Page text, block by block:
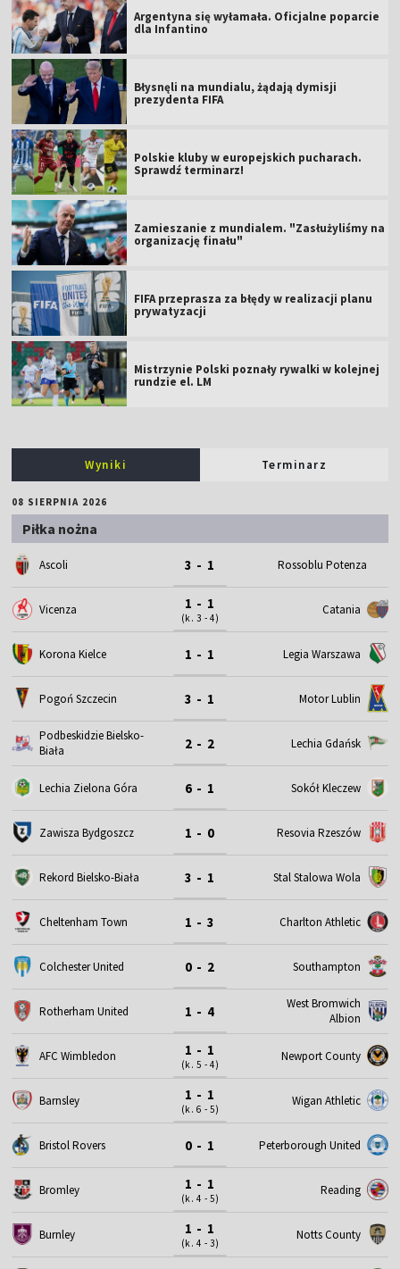
Argentyna się wyłamała. Oficjalne poparcie
dla Infantino
Błysnęli na mundialu, żądają dymisji
prezydenta FIFA
Polskie kluby w europejskich pucharach.
Sprawdź terminarz!
Zamieszanie z mundialem. "Zasłużyliśmy na
organizację finału"
FIFA przeprasza za błędy w realizacji planu
prywatyzacji
Mistrzynie Polski poznały rywalki w kolejnej
rundzie el. LM
Wyniki Terminarz
08 SIERPNIA 2026
Piłka nożna
Ascoli 3 - 1 Rossoblu Potenza
Vicenza 1 - 1
(k. 3 - 4)
Catania
Korona Kielce 1 - 1 Legia Warszawa
Pogoń Szczecin 3 - 1 Motor Lublin
Podbeskidzie Bielsko-
Biała
2 - 2 Lechia Gdańsk
Lechia Zielona Góra 6 - 1 Sokół Kleczew
Zawisza Bydgoszcz 1 - 0 Resovia Rzeszów
Rekord Bielsko-Biała 3 - 1 Stal Stalowa Wola
Cheltenham Town 1 - 3 Charlton Athletic
Colchester United 0 - 2 Southampton
Rotherham United 1 - 4
West Bromwich
Albion
AFC Wimbledon 1 - 1
(k. 5 - 4)
Newport County
Barnsley 1 - 1
(k. 6 - 5)
Wigan Athletic
Bristol Rovers 0 - 1 Peterborough United
Bromley 1 - 1
(k. 4 - 5)
Reading
Burnley 1 - 1
(k. 4 - 3)
Notts County